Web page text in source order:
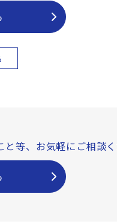
等、 お気軽にご相談